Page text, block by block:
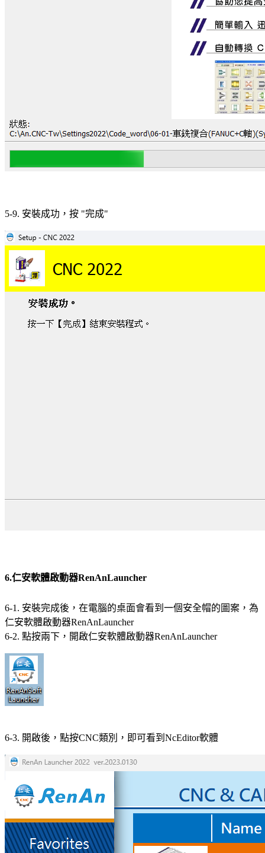
5-9. 安裝成功，按 "完成"
6.仁安軟體啟動器RenAnLauncher
6-1. 安裝完成後，在電腦的桌面會看到一個安全帽的圖案，為
仁安軟體啟動器RenAnLauncher
6-2. 點按兩下，開啟仁安軟體啟動器RenAnLauncher
6-3. 開啟後，點按CNC類別，即可看到NcEditor軟體